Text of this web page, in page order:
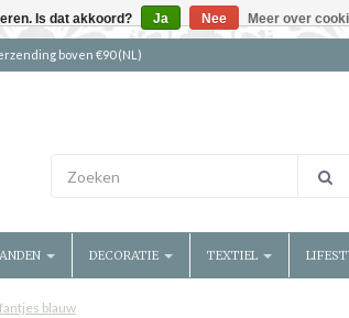
boven €90 (NL)
DECORATIE TEXTIEL
blauw
Is dat akkoord? Ja Nee Meer over